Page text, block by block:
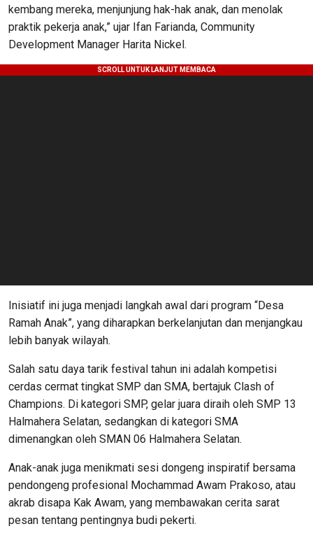
kembang mereka, menjunjung hak-hak anak, dan menolak
praktik pekerja anak,” ujar Ifan Farianda, Community
Development Manager Harita Nickel.
Inisiatif ini juga menjadi langkah awal dari program “Desa
Ramah Anak”, yang diharapkan berkelanjutan dan menjangkau
lebih banyak wilayah.
Salah satu daya tarik festival tahun ini adalah kompetisi
cerdas cermat tingkat SMP dan SMA, bertajuk Clash of
Champions. Di kategori SMP, gelar juara diraih oleh SMP 13
Halmahera Selatan, sedangkan di kategori SMA
dimenangkan oleh SMAN 06 Halmahera Selatan.
Anak-anak juga menikmati sesi dongeng inspiratif bersama
pendongeng profesional Mochammad Awam Prakoso, atau
akrab disapa Kak Awam, yang membawakan cerita sarat
pesan tentang pentingnya budi pekerti.